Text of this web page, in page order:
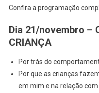
Confira a programação
Dia 21/novembro –
CRIANÇA
Por trás do
Por que as crianças
em mim e na relação